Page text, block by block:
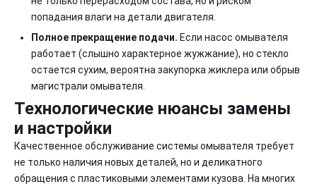
попадания влаги на детали двигателя.
Полное прекращение подачи. Если насос омывателя
работает (слышно характерное жужжание), но стекло
остается сухим, вероятна закупорка жиклера или обрыв
магистрали омывателя.
Технологические нюансы замены
и настройки
Качественное обслуживание системы омывателя требует
не только наличия новых деталей, но и деликатного
обращения с пластиковыми элементами кузова. На многих